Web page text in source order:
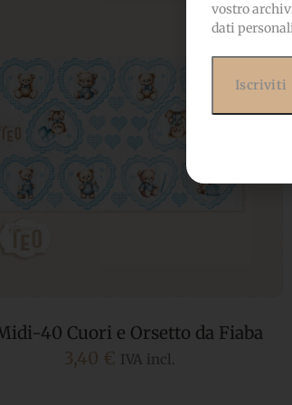
37 Ciuf Ciuf… un Carico di
Coccole Celeste
vostro
dati